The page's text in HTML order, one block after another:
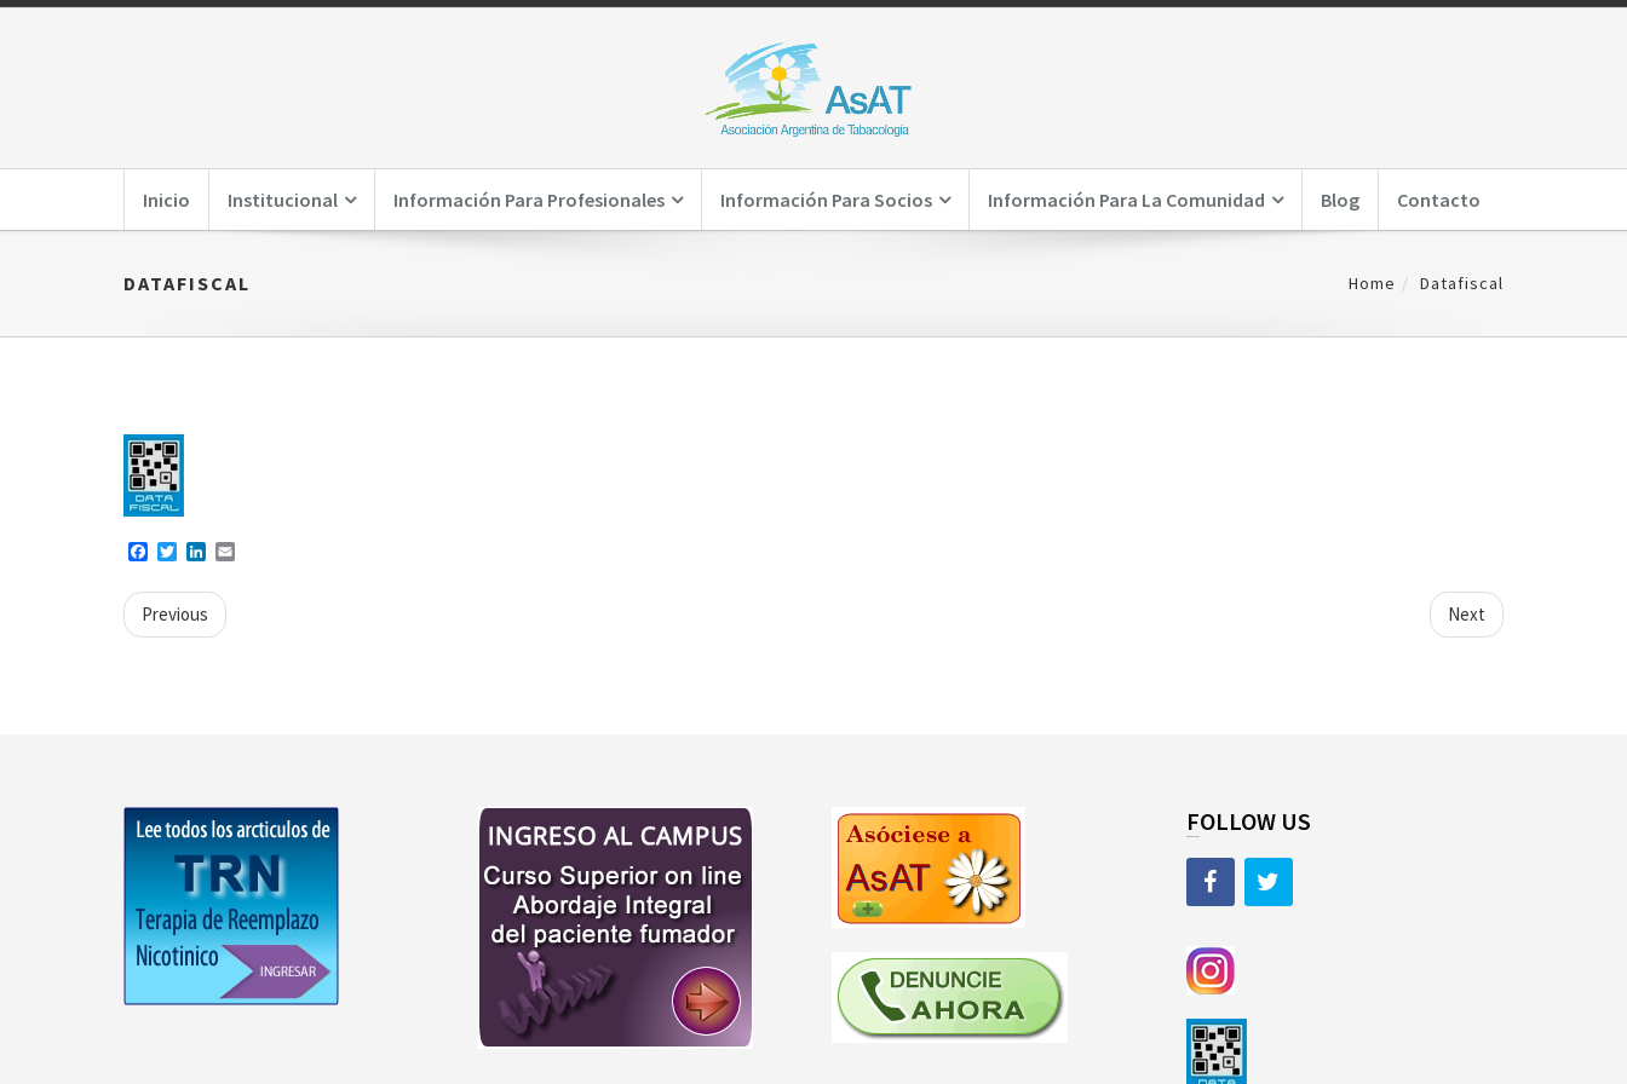
Inicio Institucional Información Para Profesionales Información Para Socios Información Para La Comunidad Blog Contacto
DATAFISCAL Home Datafiscal
Facebook
TwitterLinkedIn
Previous Next
FOLLOW US